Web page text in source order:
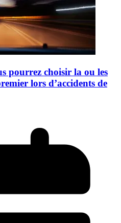
pourrez choisir la ou les
lors d’accidents de